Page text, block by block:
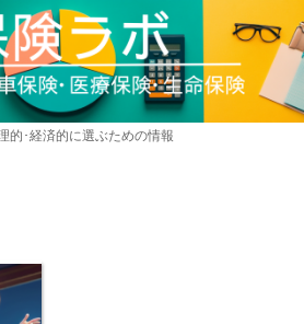
的･経済的に選ぶための情報